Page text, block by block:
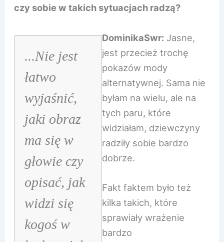
czy sobie w takich sytuacjach radzą?
...Nie jest
łatwo
wyjaśnić,
jaki obraz
ma się w
głowie czy
opisać, jak
widzi się
kogoś w
DominikaSwr: Jasne,
jest przecież trochę
pokazów mody
alternatywnej. Sama nie
byłam na wielu, ale na
tych paru, które
widziałam, dziewczyny
radziły sobie bardzo
dobrze.
Fakt faktem było też
kilka takich, które
sprawiały wrażenie
bardzo